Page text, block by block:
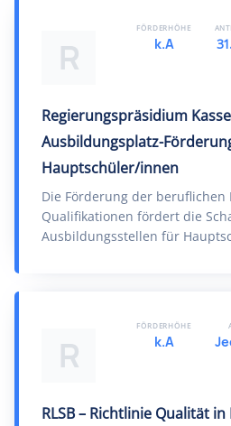
R
Regierungspräsidium
Ausbildungsplatz-
Hauptschüler/innen
Die Förderung der beruflichen
Qualifikationen fördert die
Ausbildungsstellen für
FÖRDERHÖHE
k.A
R
RLSB – Richtlinie Qualität in
FÖRDERHÖHE
k.A